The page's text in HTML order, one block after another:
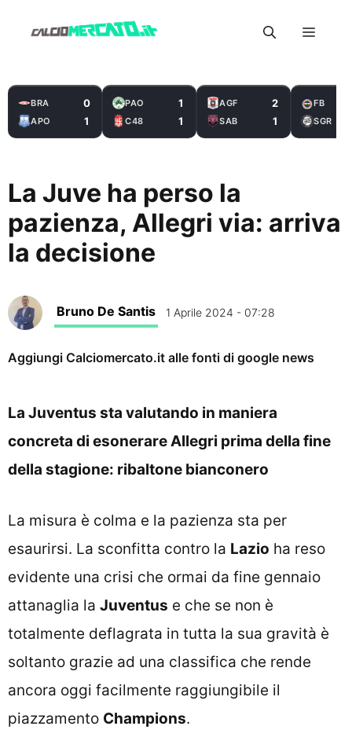
Menu
BRA 0
APO 1
PAO 1
C48 1
AGF 2
SAB 1
FB
SGR
La Juve ha perso la
pazienza, Allegri via: arriva
la decisione
Bruno De Santis 1 Aprile 2024 - 07:28
Aggiungi Calciomercato.it alle fonti di google news
La Juventus sta valutando in maniera
concreta di esonerare Allegri prima della fine
della stagione: ribaltone bianconero
La misura è colma e la pazienza sta per
esaurirsi. La sconfitta contro la Lazio ha reso
evidente una crisi che ormai da fine gennaio
attanaglia la Juventus e che se non è
totalmente deflagrata in tutta la sua gravità è
soltanto grazie ad una classifica che rende
ancora oggi facilmente raggiungibile il
piazzamento Champions.